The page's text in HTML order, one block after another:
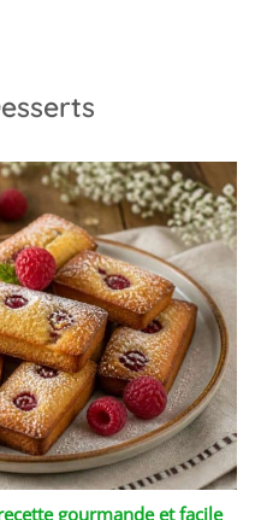
de la table
gourmande et facile